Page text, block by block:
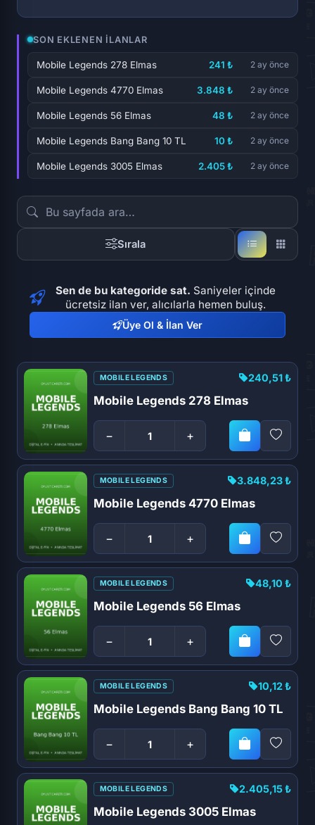
SON EKLENEN İLANLAR
Mobile Legends 278 Elmas 241 ₺ 2 ay önce
Mobile Legends 4770 Elmas 3.848 ₺ 2 ay önce
Mobile Legends 56 Elmas 48 ₺ 2 ay önce
Mobile Legends Bang Bang 10 TL 10 ₺ 2 ay önce
Mobile Legends 3005 Elmas 2.405 ₺ 2 ay önce
Sırala
Sen de bu kategoride sat. Saniyeler içinde
ücretsiz ilan ver, alıcılarla hemen buluş.
Üye Ol & İlan Ver
MOBILE LEGENDS
Mobile Legends 278 Elmas
− +
240,51 ₺
MOBILE LEGENDS
Mobile Legends 4770 Elmas
− +
3.848,23 ₺
MOBILE LEGENDS
Mobile Legends 56 Elmas
− +
48,10 ₺
MOBILE LEGENDS
Mobile Legends Bang Bang 10 TL
− +
10,12 ₺
MOBILE LEGENDS
Mobile Legends 3005 Elmas
2.405,15 ₺